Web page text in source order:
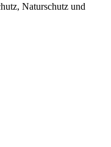
Naturschutz und